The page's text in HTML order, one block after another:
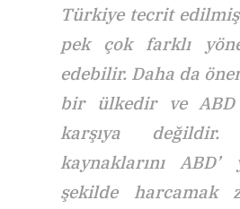
Türkiye tecrit
pek çok farklı
edebilir. Daha da
bir ülkedir ve ABD
karşıya
kaynaklarını
şekilde harcamak